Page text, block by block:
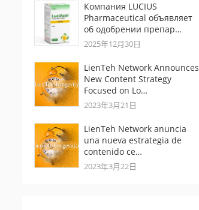
Компания LUCIUS
Pharmaceutical объявляет
об одобрении препар…
2025年12月30日
LienTeh Network Announces
New Content Strategy
Focused on Lo…
2023年3月21日
LienTeh Network anuncia
una nueva estrategia de
contenido ce…
2023年3月22日